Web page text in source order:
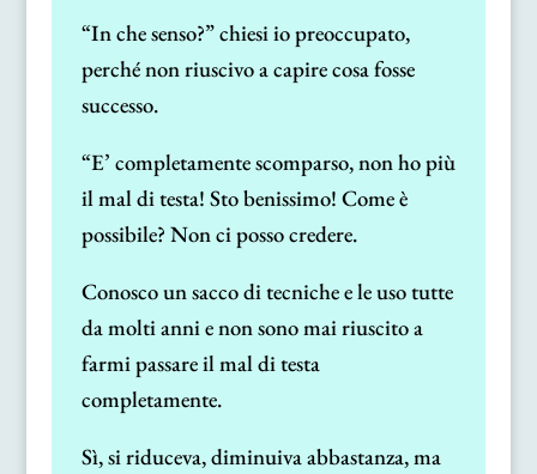
“In che senso?” chiesi io preoccupato,
perché non riuscivo a capire cosa fosse
successo.
“E’ completamente scomparso, non ho più
il mal di testa! Sto benissimo! Come è
possibile? Non ci posso credere.
Conosco un sacco di tecniche e le uso tutte
da molti anni e non sono mai riuscito a
farmi passare il mal di testa
completamente.
Sì, si riduceva, diminuiva abbastanza, ma